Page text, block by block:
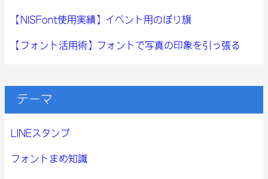
【NISFont使用実績】イベント用のぼり旗
【フォント活用術】フォントで写真の印象を引っ張る
テーマ
LINEスタンプ
フォントまめ知識